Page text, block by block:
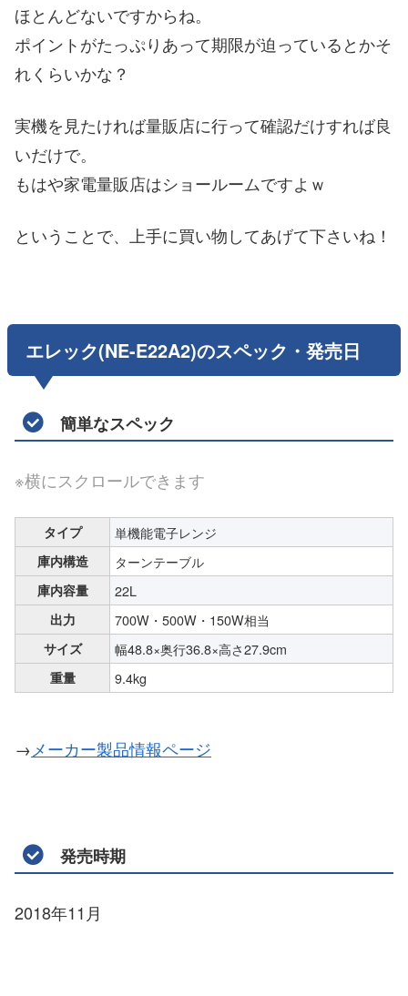
ほとんどないですからね。
ポイントがたっぷりあって期限が迫っているとかそ
れくらいかな？
実機を見たければ量販店に行って確認だけすれば良
いだけで。
もはや家電量販店はショールームですよｗ
ということで、上手に買い物してあげて下さいね！
エレック(NE-E22A2)のスペック・発売日
簡単なスペック
※横にスクロールできます
タイプ 単機能電子レンジ
庫内構造 ターンテーブル
庫内容量 22L
出力 700W・500W・150W相当
サイズ 幅48.8×奥行36.8×高さ27.9cm
重量 9.4kg
→メーカー製品情報ページ
発売時期
2018年11月